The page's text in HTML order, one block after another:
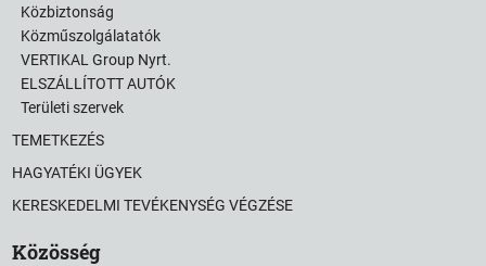
Közbiztonság
Közműszolgálatatók
VERTIKAL Group Nyrt.
ELSZÁLLÍTOTT AUTÓK
Területi szervek
TEMETKEZÉS
HAGYATÉKI ÜGYEK
KERESKEDELMI TEVÉKENYSÉG VÉGZÉSE
Közösség